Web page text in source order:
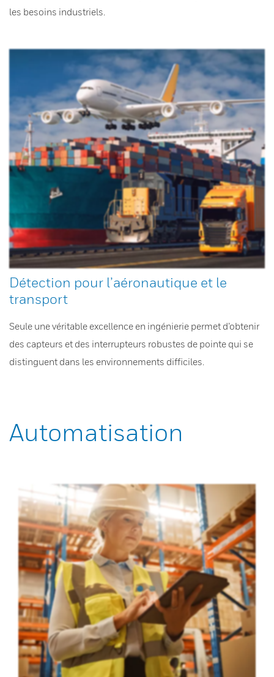
les besoins industriels.
Détection pour l’aéronautique et le
transport
Seule une véritable excellence en ingénierie permet d’obtenir
des capteurs et des interrupteurs robustes de pointe qui se
distinguent dans les environnements difficiles.
Automatisation